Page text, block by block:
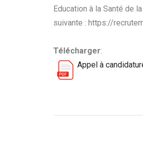
Education à la Santé de
suivante : https://
Télécharger:
Appel à